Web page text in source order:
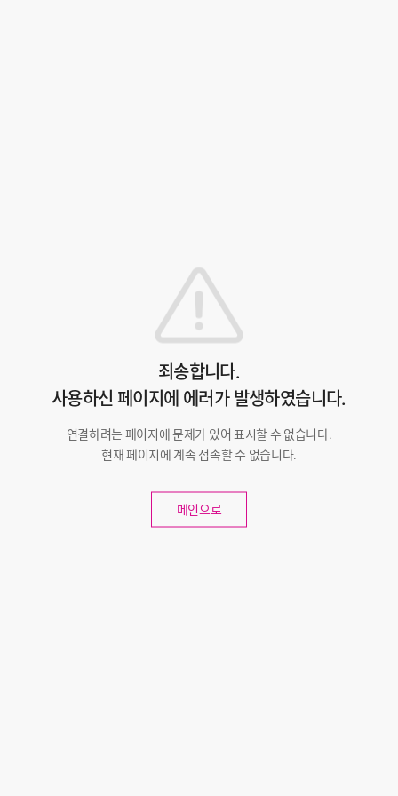
죄송합니다.
사용하신 페이지에 에러가 발생하였습니다.
연결하려는 페이지에 문제가 있어 표시할 수 없습니다.
현재 페이지에 계속 접속할 수 없습니다.
메인으로